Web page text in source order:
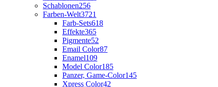
Schablonen256
Farben-Welt3721
Farb-Sets618
Effekte365
Pigmente52
Email Color87
Enamel109
Model Color185
Panzer, Game-Color145
Xpress Color42